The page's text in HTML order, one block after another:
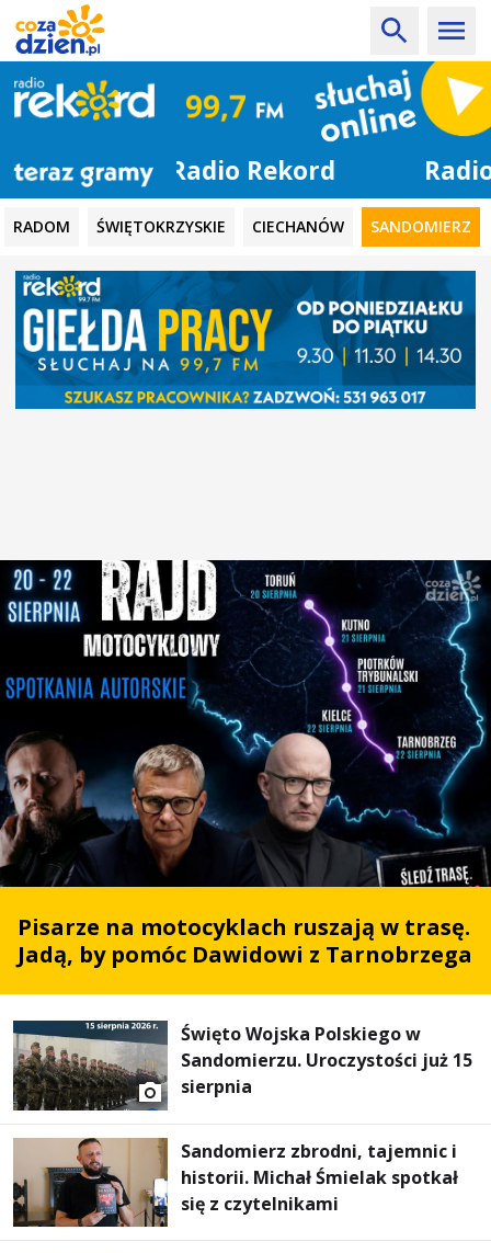
Radio Rekord
RADOM ŚWIĘTOKRZYSKIE CIECHANÓW SANDOMIERZ
Pisarze na motocyklach ruszają w trasę.
Jadą, by pomóc Dawidowi z Tarnobrzega
Święto Wojska Polskiego w
Sandomierzu. Uroczystości już 15
sierpnia
Sandomierz zbrodni, tajemnic i
historii. Michał Śmielak spotkał
się z czytelnikami